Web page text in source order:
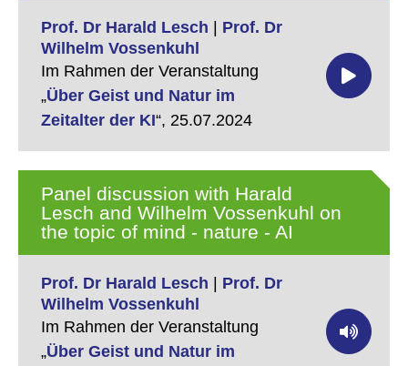
Prof. Dr Harald Lesch
Prof. Dr
Wilhelm Vossenkuhl
Im Rahmen der Veranstaltung
„Über Geist und Natur im
Zeitalter der KI“, 25.07.2024
Panel discussion with Harald
Lesch and Wilhelm Vossenkuhl on
the topic of mind - nature - AI
Prof. Dr Harald Lesch
Prof. Dr
Wilhelm Vossenkuhl
Im Rahmen der Veranstaltung
„Über Geist und Natur im